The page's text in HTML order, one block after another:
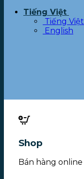
Tiếng Việt
Tiếng Việt
English
Shop
Bán hàng online